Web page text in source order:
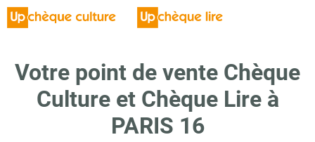
Votre point de vente Chèque
Culture et Chèque Lire à
PARIS 16